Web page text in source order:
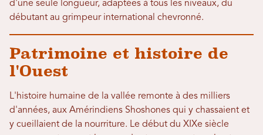
d'une seule longueur, adaptées à tous les niveaux, du
débutant au grimpeur international chevronné.
Patrimoine et histoire de
l'Ouest
L'histoire humaine de la vallée remonte à des milliers
d'années, aux Amérindiens Shoshones qui y chassaient et
y cueillaient de la nourriture. Le début du XIXe siècle